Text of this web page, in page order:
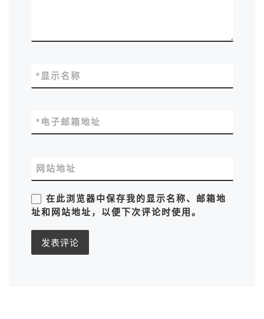
显示名称
*
电子邮箱地址
*
网站地址
在此浏览器中保存我的显示名称、邮箱地
址和网站地址，以便下次评论时使用。